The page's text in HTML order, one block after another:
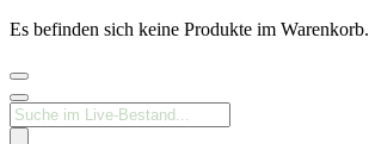
Es befinden sich keine Produkte im Warenkorb.
Products
search